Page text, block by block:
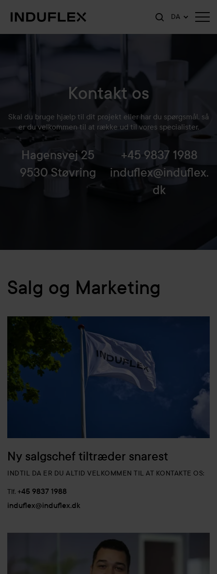
DA
Kontakt os
Skal du bruge hjælp til dit projekt eller har du spørgsmål, så
er du velkommen til at række ud til vores specialister.
Hagensvej 25
9530 Støvring
+45 9837 1988
induflex@induflex.
dk
Salg og Marketing
Ny salgschef tiltræder snarest
INDTIL DA ER DU ALTID VELKOMMEN TIL AT KONTAKTE OS:
Tlf. +45 9837 1988
induflex@induflex.dk